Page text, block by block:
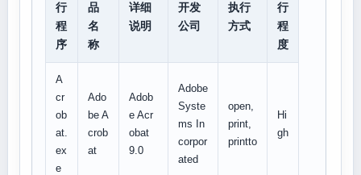
行
程
序
品
名
称
详细
说明
开发
公司
执行
方式
行
程
度
A
cr
ob
at.
ex
e
Ado
be A
crob
at
Adob
e Acr
obat
9.0
Adobe
Syste
ms In
corpor
ated
open,
print,
printto
Hi
gh